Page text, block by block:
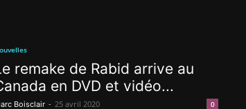
remake de Rabid arrive au
en DVD et vidéo...
Boisclair - 25 avril 2020 0